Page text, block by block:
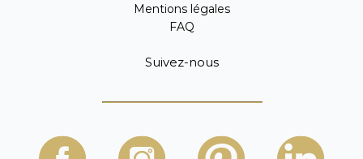
Mentions légales
FAQ
Suivez-nous